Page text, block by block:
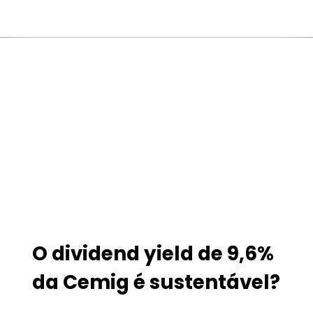
O dividend yield de 9,6%
da Cemig é sustentável?